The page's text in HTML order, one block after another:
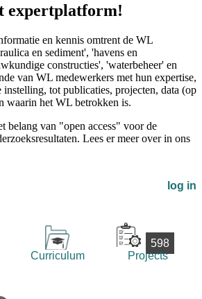
expertplatform!
en kennis omtrent de WL
en sediment', 'havens en
constructies', 'waterbeheer' en
van WL medewerkers met hun expertise,
tot publicaties, projecten, data (op
waarin het WL betrokken is.
belang van "open access" voor de
Lees er meer over in ons
log in
Curriculum
598
Projects